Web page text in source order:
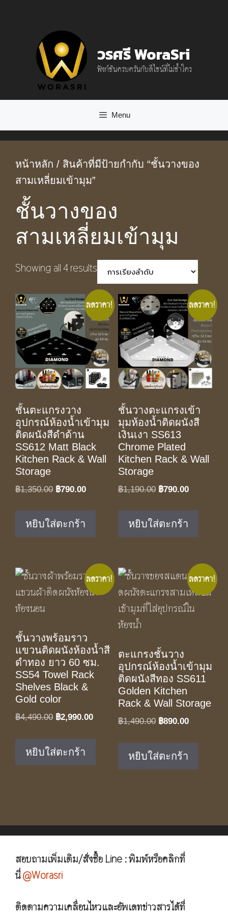
วรศรี WoraSri
ฟังก์ชันครบครันกับดีไซน์ที่ไม่ซ้ำใคร
Menu
หน้าหลัก / สินค้าที่มีป้ายกำกับ “ชั้นวางของ
สามเหลี่ยมเข้ามุม”
ชั้นวางของ
สามเหลี่ยมเข้ามุม
Showing all 4 results
ลดราคา!
ชั้นตะแกรงวาง
อุปกรณ์ห้องน้ำเข้ามุม
ติดผนังสีดำด้าน
SS612 Matt Black
Kitchen Rack & Wall
Storage
฿1,350.00 Original
฿1,350.00.
฿790.00Current
หยิบใส่ตะกร้า
ลดราคา!
ชั้นวางตะแกรงเข้า
มุมห้องน้ำติดผนังสี
เงินเงา SS613
Chrome Plated
Kitchen Rack & Wall
Storage
฿1,190.00 Original
฿1,190.00.
฿790.00Current
หยิบใส่ตะกร้า
ลดราคา!
ชั้นวางพร้อมราว
แขวนติดผนังห้องน้ำสี
ดำทอง ยาว 60 ซม.
SS54 Towel Rack
Shelves Black &
Gold color
฿4,490.00 Original
฿4,490.00.
฿2,990.00Current
฿2,990.00.
หยิบใส่ตะกร้า
ลดราคา!
ตะแกรงชั้นวาง
อุปกรณ์ห้องน้ำเข้ามุม
ติดผนังสีทอง SS611
Golden Kitchen
Rack & Wall Storage
฿1,490.00 Original
฿1,490.00.
฿890.00Current
หยิบใส่ตะกร้า
สอบถามเพิ่มเติม/สั่งซื้อ Line : พิมพ์หรือคลิกที่
นี่@Worasri
ติดตามความเคลื่อนไหวและอัพเดทข่าวสารได้ที่